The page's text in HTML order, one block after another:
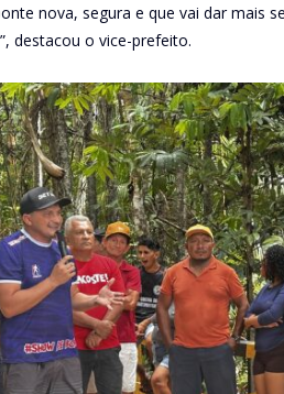
nova, segura e que vai dar mais
destacou o vice-prefeito.